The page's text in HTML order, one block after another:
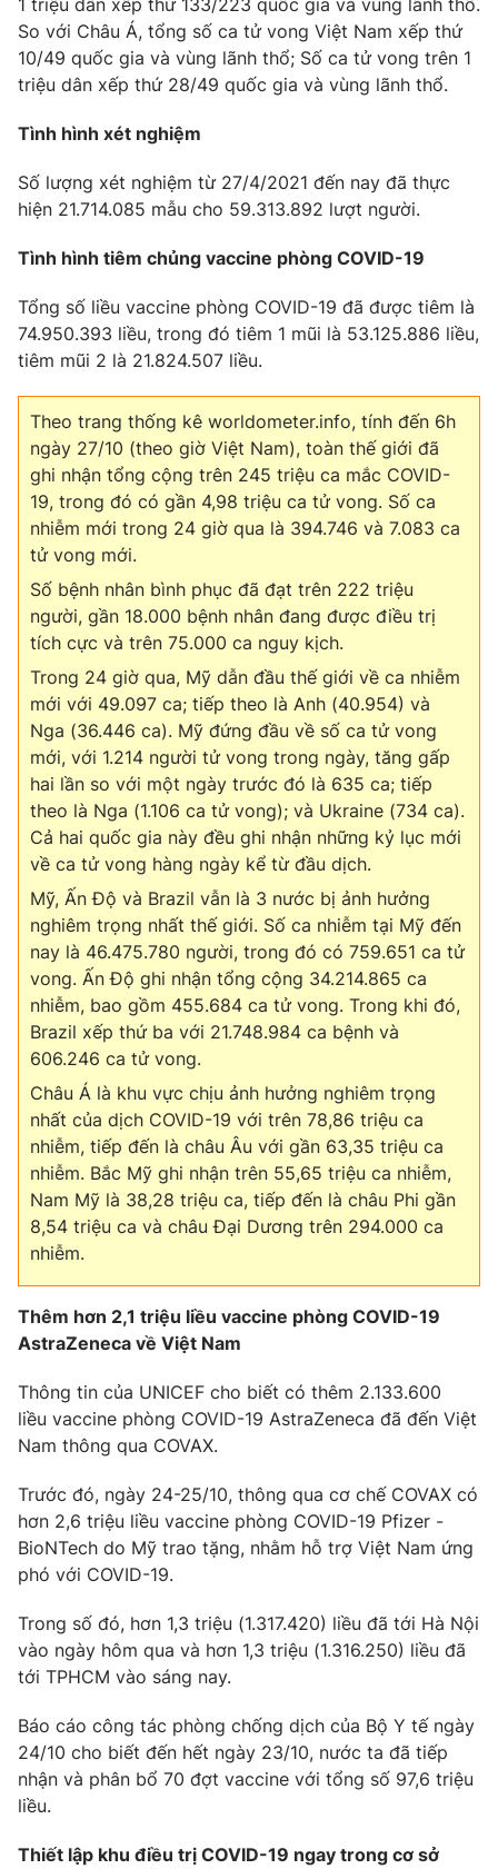
Liên hệ quảng cáo:024-7300.7108
® Cấm sao chép dưới mọi hình thức nếu không có sự chấp
thuận bằng văn bản. Ghi rõ nguồn VTV.vn khi phát hành lại
1 triệu dân xếp thứ 133/223 quốc gia và vùng lãnh thổ.
So với Châu Á, tổng số ca tử vong Việt Nam xếp thứ
10/49 quốc gia và vùng lãnh thổ; Số ca tử vong trên 1
triệu dân xếp thứ 28/49 quốc gia và vùng lãnh thổ.
Tình hình xét nghiệm
Số lượng xét nghiệm từ 27/4/2021 đến nay đã thực
hiện 21.714.085 mẫu cho 59.313.892 lượt người.
Tình hình tiêm chủng vaccine phòng COVID-19
Tổng số liều vaccine phòng COVID-19 đã được tiêm là
74.950.393 liều, trong đó tiêm 1 mũi là 53.125.886 liều,
tiêm mũi 2 là 21.824.507 liều.
Theo trang thống kê worldometer.info, tính đến 6h
ngày 27/10 (theo giờ Việt Nam), toàn thế giới đã
ghi nhận tổng cộng trên 245 triệu ca mắc COVID-
19, trong đó có gần 4,98 triệu ca tử vong. Số ca
nhiễm mới trong 24 giờ qua là 394.746 và 7.083 ca
tử vong mới.
Số bệnh nhân bình phục đã đạt trên 222 triệu
người, gần 18.000 bệnh nhân đang được điều trị
tích cực và trên 75.000 ca nguy kịch.
Trong 24 giờ qua, Mỹ dẫn đầu thế giới về ca nhiễm
mới với 49.097 ca; tiếp theo là Anh (40.954) và
Nga (36.446 ca). Mỹ đứng đầu về số ca tử vong
mới, với 1.214 người tử vong trong ngày, tăng gấp
hai lần so với một ngày trước đó là 635 ca; tiếp
theo là Nga (1.106 ca tử vong); và Ukraine (734 ca).
Cả hai quốc gia này đều ghi nhận những kỷ lục mới
về ca tử vong hàng ngày kể từ đầu dịch.
Mỹ, Ấn Độ và Brazil vẫn là 3 nước bị ảnh hưởng
nghiêm trọng nhất thế giới. Số ca nhiễm tại Mỹ đến
nay là 46.475.780 người, trong đó có 759.651 ca tử
vong. Ấn Độ ghi nhận tổng cộng 34.214.865 ca
nhiễm, bao gồm 455.684 ca tử vong. Trong khi đó,
Brazil xếp thứ ba với 21.748.984 ca bệnh và
606.246 ca tử vong.
Châu Á là khu vực chịu ảnh hưởng nghiêm trọng
nhất của dịch COVID-19 với trên 78,86 triệu ca
nhiễm, tiếp đến là châu Âu với gần 63,35 triệu ca
nhiễm. Bắc Mỹ ghi nhận trên 55,65 triệu ca nhiễm,
Nam Mỹ là 38,28 triệu ca, tiếp đến là châu Phi gần
8,54 triệu ca và châu Đại Dương trên 294.000 ca
nhiễm.
Thêm hơn 2,1 triệu liều vaccine phòng COVID-19
AstraZeneca về Việt Nam
Thông tin của UNICEF cho biết có thêm 2.133.600
liều vaccine phòng COVID-19 AstraZeneca đã đến Việt
Nam thông qua COVAX.
Trước đó, ngày 24-25/10, thông qua cơ chế COVAX có
hơn 2,6 triệu liều vaccine phòng COVID-19 Pfizer -
BioNTech do Mỹ trao tặng, nhằm hỗ trợ Việt Nam ứng
phó với COVID-19.
Trong số đó, hơn 1,3 triệu (1.317.420) liều đã tới Hà Nội
vào ngày hôm qua và hơn 1,3 triệu (1.316.250) liều đã
tới TPHCM vào sáng nay.
Báo cáo công tác phòng chống dịch của Bộ Y tế ngày
24/10 cho biết đến hết ngày 23/10, nước ta đã tiếp
nhận và phân bổ 70 đợt vaccine với tổng số 97,6 triệu
liều.
Thiết lập khu điều trị COVID-19 ngay trong cơ sở